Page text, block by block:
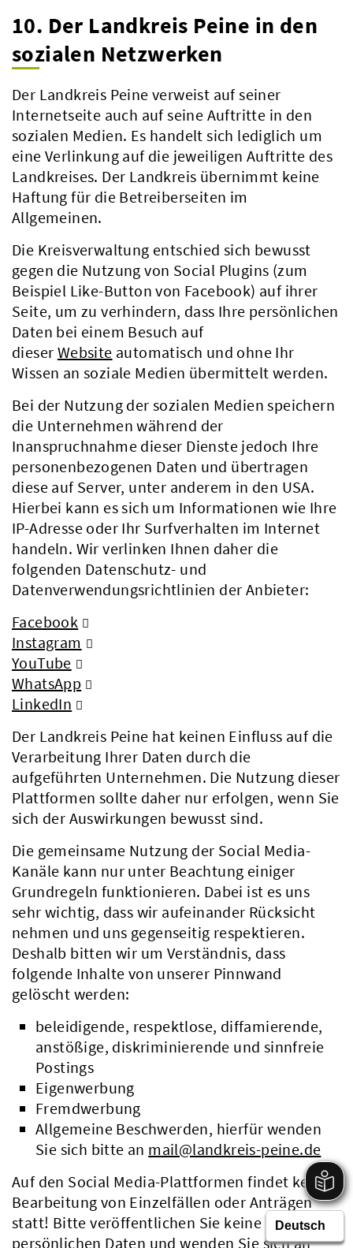
10. Der Landkreis Peine in den
sozialen Netzwerken
Der Landkreis Peine verweist auf seiner
Internetseite auch auf seine Auftritte in den
sozialen Medien. Es handelt sich lediglich um
eine Verlinkung auf die jeweiligen Auftritte des
Landkreises. Der Landkreis übernimmt keine
Haftung für die Betreiberseiten im
Allgemeinen.
Die Kreisverwaltung entschied sich bewusst
gegen die Nutzung von Social Plugins (zum
Beispiel Like-Button von Facebook) auf ihrer
Seite, um zu verhindern, dass Ihre persönlichen
Daten bei einem Besuch auf
dieser Website automatisch und ohne Ihr
Wissen an soziale Medien übermittelt werden.
Bei der Nutzung der sozialen Medien speichern
die Unternehmen während der
Inanspruchnahme dieser Dienste jedoch Ihre
personenbezogenen Daten und übertragen
diese auf Server, unter anderem in den USA.
Hierbei kann es sich um Informationen wie Ihre
IP-Adresse oder Ihr Surfverhalten im Internet
handeln. Wir verlinken Ihnen daher die
folgenden Datenschutz- und
Datenverwendungsrichtlinien der Anbieter:
Facebook
Instagram
YouTube
WhatsApp
LinkedIn
Der Landkreis Peine hat keinen Einfluss auf die
Verarbeitung Ihrer Daten durch die
aufgeführten Unternehmen. Die Nutzung dieser
Plattformen sollte daher nur erfolgen, wenn Sie
sich der Auswirkungen bewusst sind.
Die gemeinsame Nutzung der Social Media-
Kanäle kann nur unter Beachtung einiger
Grundregeln funktionieren. Dabei ist es uns
sehr wichtig, dass wir aufeinander Rücksicht
nehmen und uns gegenseitig respektieren.
Deshalb bitten wir um Verständnis, dass
folgende Inhalte von unserer Pinnwand
gelöscht werden:
beleidigende, respektlose, diffamierende,
anstößige, diskriminierende und sinnfreie
Postings
Eigenwerbung
Fremdwerbung
Allgemeine Beschwerden, hierfür wenden
Sie sich bitte an mail@landkreis-peine.de
Auf den Social Media-Plattformen findet keine
Bearbeitung von Einzelfällen oder Anträgen
statt! Bitte veröffentlichen Sie keine
persönlichen Daten und wenden Sie sich an